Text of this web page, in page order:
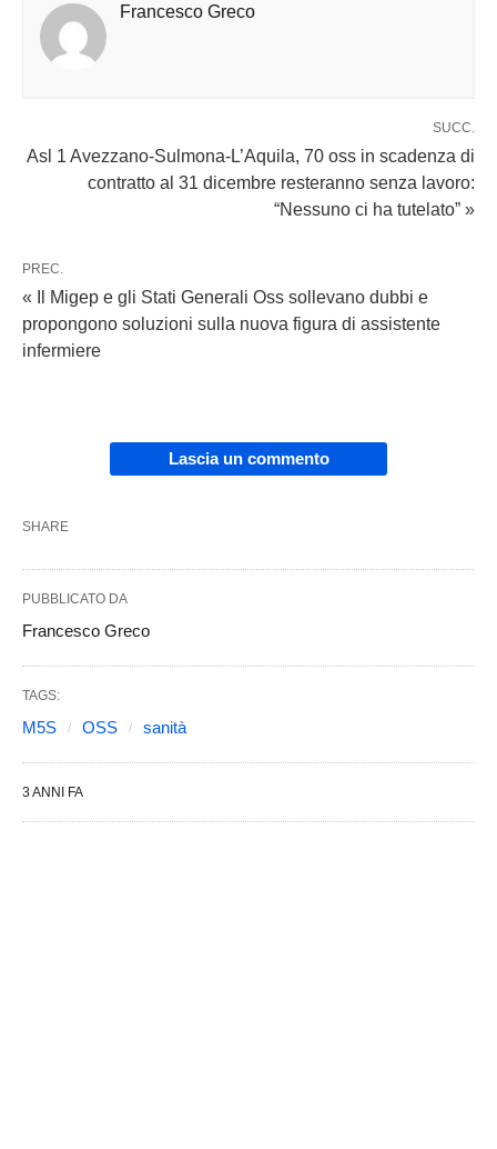
Francesco Greco
SUCC.
Asl 1 Avezzano-Sulmona-L’Aquila, 70 oss in scadenza di
contratto al 31 dicembre resteranno senza lavoro:
“Nessuno ci ha tutelato” »
PREC.
« Il Migep e gli Stati Generali Oss sollevano dubbi e
propongono soluzioni sulla nuova figura di assistente
infermiere
Lascia un commento
SHARE
PUBBLICATO DA
Francesco Greco
TAGS:
M5S OSS sanità
3 ANNI FA